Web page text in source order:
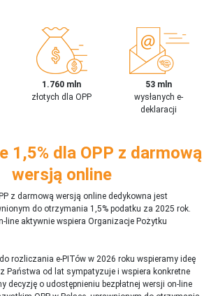
1.760 mln
złotych dla OPP
53 mln
wysłanych e-
deklaracji
1,5% dla OPP z darmową
wersją online
z darmową wersją online dedykowna jest
do otrzymania 1,5% podatku za 2025 rok.
line aktywnie wspiera Organizacje Pożytku
rozliczania e-PITów w 2026 roku wspieramy ideę
z Państwa od lat sympatyzuje i wspiera konkretne
decyzję o udostępnieniu bezpłatnej wersji on-line